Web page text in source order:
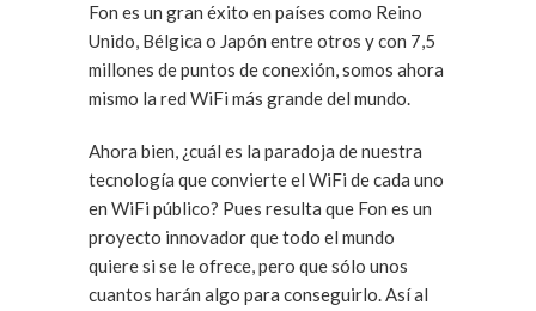
Fon es un gran éxito en países como Reino
Unido, Bélgica o Japón entre otros y con 7,5
millones de puntos de conexión, somos ahora
mismo la red WiFi más grande del mundo.
Ahora bien, ¿cuál es la paradoja de nuestra
tecnología que convierte el WiFi de cada uno
en WiFi público? Pues resulta que Fon es un
proyecto innovador que todo el mundo
quiere si se le ofrece, pero que sólo unos
cuantos harán algo para conseguirlo. Así al